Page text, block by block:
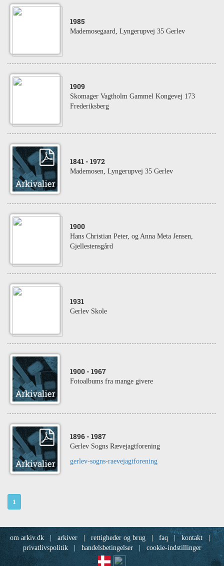
1985
Mademosegaard, Lyngerupvej 35 Gerlev
1909
Skomager Vagtholm Gammel Kongevej 173
Frederiksberg
1841 - 1972
Mademosen, Lyngerupvej 35 Gerlev
1900
Hans Christian Peter, og Anna Meta Jensen,
Gjellestensgård
1931
Gerlev Skole
1900 - 1967
Fotoalbums fra mange givere
1896 - 1987
Gerlev Sogns Rævejagtforening
gerlev-sogns-raevejagtforening
1
om arkiv.dk arkiver rettigheder og brug | faq | kontakt |
privatlivspolitik
handelsbetingelser cookie-indstillinger